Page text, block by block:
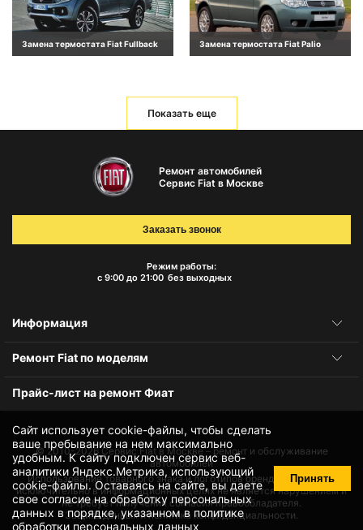
Замена термостата Fiat Fullback Замена термостата Fiat Palio
Показать еще
Сайт использует cookie-файлы, чтобы сделать
ваше пребывание на нем максимально
удобным. К cайту подключен сервис веб-
аналитики Яндекс.Метрика, использующий
cookie-файлы. Оставаясь на сайте, вы даете
своесогласие на обработку персональных
данных в порядке, указанном в политике
обработки персональных данных
Принять
Ремонт автомобилей
Сервис Fiat в Москве
Режим работы:
с 9:00 до 21:00 без выходных
Заказать звонок
Информация
Ремонт Fiat по моделям
Прайс-лист на ремонт Фиат
© 2010-2026Сервис Fiat в Москве – ремонт и обслуживание
автомобилей
Использование товарного знака и логотипов бренда происходит
исключительно в информационных целях не является нарушением и
не требует получения согласия правообладателя.
Защита данных и политика конфиденциальности.